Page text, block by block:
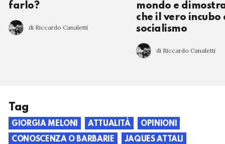
farlo?
di Riccardo Canaletti
mondo e
che il vero incubo
socialismo
di Riccardo Canaletti
Tag
GIORGIA MELONI ATTUALITÀ
OPINIONI
CONOSCENZA O BARBARIE
JAQUES ATTALI